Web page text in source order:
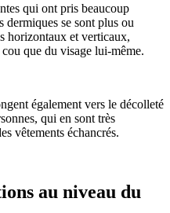
qui ont pris beaucoup
dermiques se sont plus ou
horizontaux et verticaux,
que du visage lui-même.
également vers le décolleté
qui en sont très
vêtements échancrés.
au niveau du